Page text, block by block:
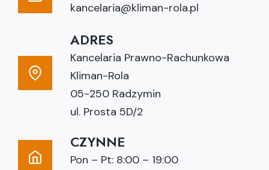
kancelaria@kliman-rola.pl
ADRES
Kancelaria Prawno-Rachunkowa
Kliman-Rola
05-250 Radzymin
ul. Prosta 5D/2
CZYNNE
Pon – Pt: 8:00 – 19:00